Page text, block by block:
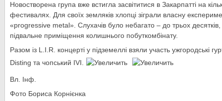
Новостворена група вже встигла засвітитися в Закарпатті на
фестивалях. Для своїх земляків хлопці зіграли власну
«progressive metal». Слухачів було небагато – до трьох
підвальне приміщення колишнього побуткомбінату.
Разом із L.I.R. концерті у підземеллі взяли участь ужгородські
Disting та чопський IVI.
Вл. Інф.
Фото Бориса Корнієнка